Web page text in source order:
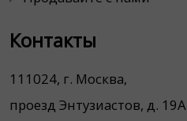
Контакты
111024, г. Москва,
проезд Энтузиастов, д. 19А